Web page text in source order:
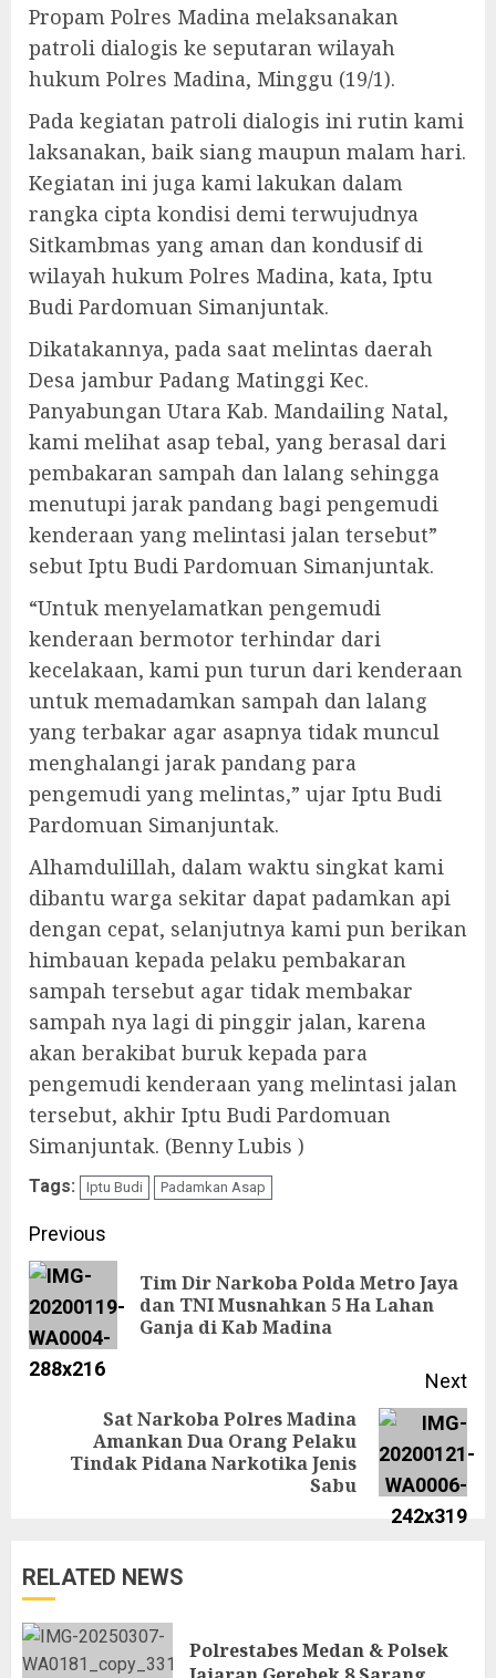
Propam Polres Madina melaksanakan
patroli dialogis ke seputaran wilayah
hukum Polres Madina, Minggu (19/1).
Pada kegiatan patroli dialogis ini rutin kami
laksanakan, baik siang maupun malam hari.
Kegiatan ini juga kami lakukan dalam
rangka cipta kondisi demi terwujudnya
Sitkambmas yang aman dan kondusif di
wilayah hukum Polres Madina, kata, Iptu
Budi Pardomuan Simanjuntak.
Dikatakannya, pada saat melintas daerah
Desa jambur Padang Matinggi Kec.
Panyabungan Utara Kab. Mandailing Natal,
kami melihat asap tebal, yang berasal dari
pembakaran sampah dan lalang sehingga
menutupi jarak pandang bagi pengemudi
kenderaan yang melintasi jalan tersebut”
sebut Iptu Budi Pardomuan Simanjuntak.
“Untuk menyelamatkan pengemudi
kenderaan bermotor terhindar dari
kecelakaan, kami pun turun dari kenderaan
untuk memadamkan sampah dan lalang
yang terbakar agar asapnya tidak muncul
menghalangi jarak pandang para
pengemudi yang melintas,” ujar Iptu Budi
Pardomuan Simanjuntak.
Alhamdulillah, dalam waktu singkat kami
dibantu warga sekitar dapat padamkan api
dengan cepat, selanjutnya kami pun berikan
himbauan kepada pelaku pembakaran
sampah tersebut agar tidak membakar
sampah nya lagi di pinggir jalan, karena
akan berakibat buruk kepada para
pengemudi kenderaan yang melintasi jalan
tersebut, akhir Iptu Budi Pardomuan
Simanjuntak. (Benny Lubis )
Tags: Iptu Budi Padamkan Asap
Continue
Reading
Previous
Tim Dir Narkoba Polda Metro Jaya
dan TNI Musnahkan 5 Ha Lahan
Ganja di Kab Madina
Next
post:
Sat Narkoba Polres Madina
Amankan Dua Orang Pelaku
Tindak Pidana Narkotika Jenis
Sabu
RELATED NEWS
Polrestabes Medan & Polsek